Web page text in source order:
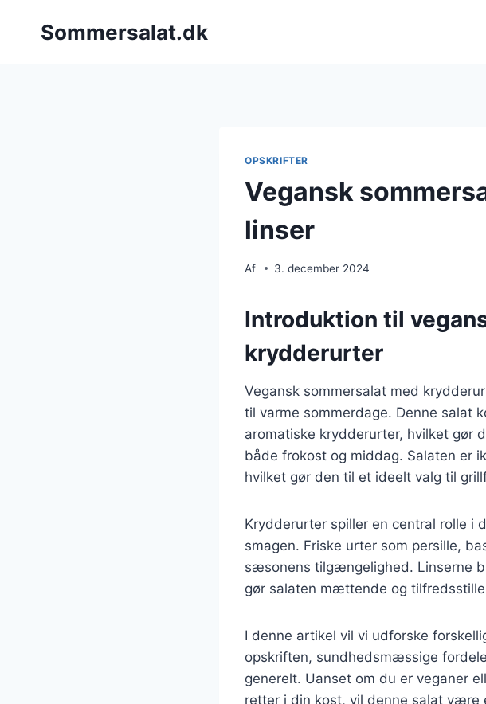
Sommersalat.dk
OPSKRIFTER
Vegansk
linser
Af 3. december 2024
Introduktion til
krydderurter
Vegansk sommersalat med
til varme sommerdage. Denne salat
aromatiske krydderurter, hvilket gør
både frokost og middag. Salaten er
hvilket gør den til et ideelt valg til
Krydderurter spiller en central rolle i
smagen. Friske urter som persille,
sæsonens tilgængelighed. Linserne
gør salaten mættende og
I denne artikel vil vi udforske
opskriften, sundhedsmæssige
generelt. Uanset om du er veganer
retter i din kost, vil denne salat være